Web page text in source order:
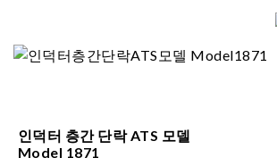
인덕터 층간 단락 ATS 모델
Model 1871